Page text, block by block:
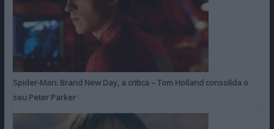
Spider-Man: Brand New Day, a crítica – Tom Holland consolida o
seu Peter Parker